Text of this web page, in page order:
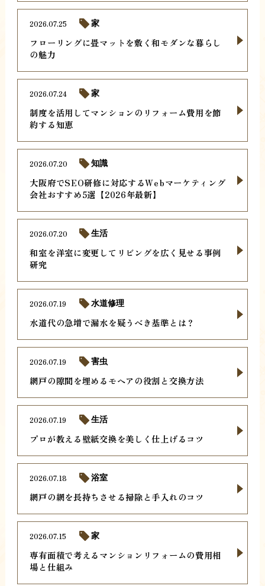
フローリングに畳マットを敷く和モダンな暮らし
の魅力
2026.07.25 家
制度を活用してマンションのリフォーム費用を節
約する知恵
2026.07.24 家
大阪府でSEO研修に対応するWebマーケティング
会社おすすめ5選【2026年最新】
2026.07.20 知識
和室を洋室に変更してリビングを広く見せる事例
研究
2026.07.20 生活
水道代の急増で漏水を疑うべき基準とは？
2026.07.19 水道修理
網戸の隙間を埋めるモヘアの役割と交換方法
2026.07.19 害虫
プロが教える壁紙交換を美しく仕上げるコツ
2026.07.19 生活
網戸の網を長持ちさせる掃除と手入れのコツ
2026.07.18 浴室
専有面積で考えるマンションリフォームの費用相
場と仕組み
2026.07.15 家